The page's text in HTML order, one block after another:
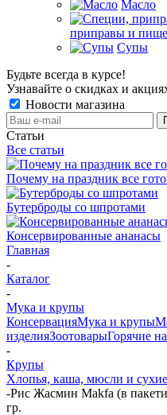
Масло
приправы и
Супы
Будьте всегда в курсе!
Узнавайте о скидках и
Новости магазина
Статьи
Все статьи
Почему на праздник все
Бутерброды со шпротами
Консервированные ананасы
Главная
-
Каталог
-
Мука и крупы
КонсервацияМука и крупы
изделияЗоотоварыГорячие
-
Крупы
Хлопья, каша, мюсли и сухие
-Рис Жасмин Makfa (в
гр.